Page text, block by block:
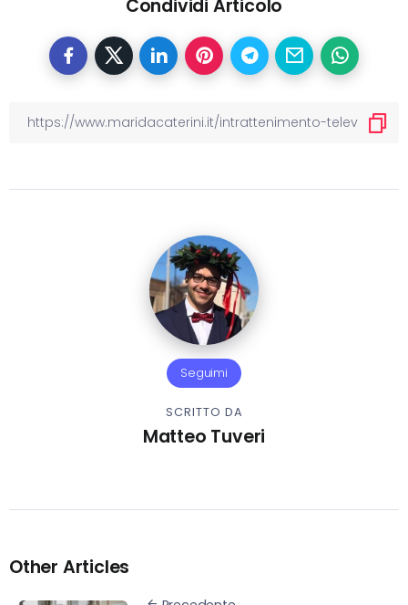
Condividi Articolo
Seguimi
SCRITTO DA
Matteo Tuveri
Other Articles